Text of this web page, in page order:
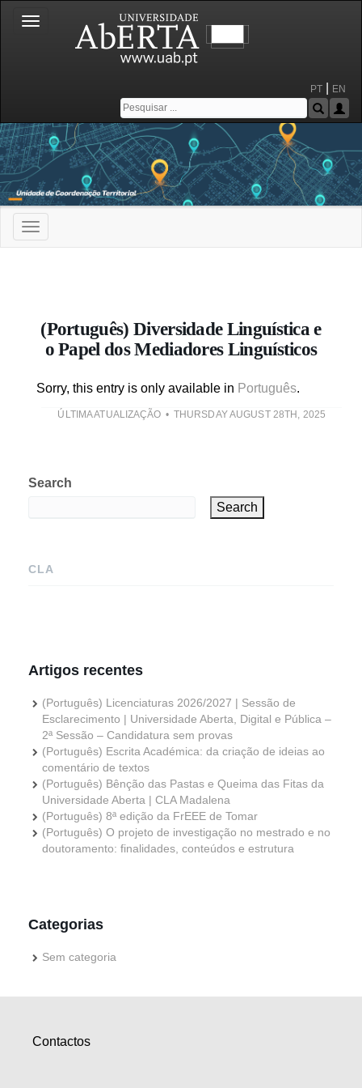
Toggle
navigation
PT EN
Toggle
navigation
(Português) Diversidade Linguística e
o Papel dos Mediadores Linguísticos
Sorry, this entry is only available in Português.
ÚLTIMA ATUALIZAÇÃO THURSDAY AUGUST 28TH, 2025
Search
Search
CLA
Artigos recentes
(Português) Licenciaturas 2026/2027 | Sessão de
Esclarecimento | Universidade Aberta, Digital e Pública –
2ª Sessão – Candidatura sem provas
(Português) Escrita Académica: da criação de ideias ao
comentário de textos
(Português) Bênção das Pastas e Queima das Fitas da
Universidade Aberta | CLA Madalena
(Português) 8ª edição da FrEEE de Tomar
(Português) O projeto de investigação no mestrado e no
doutoramento: finalidades, conteúdos e estrutura
Categorias
Sem categoria
Contactos